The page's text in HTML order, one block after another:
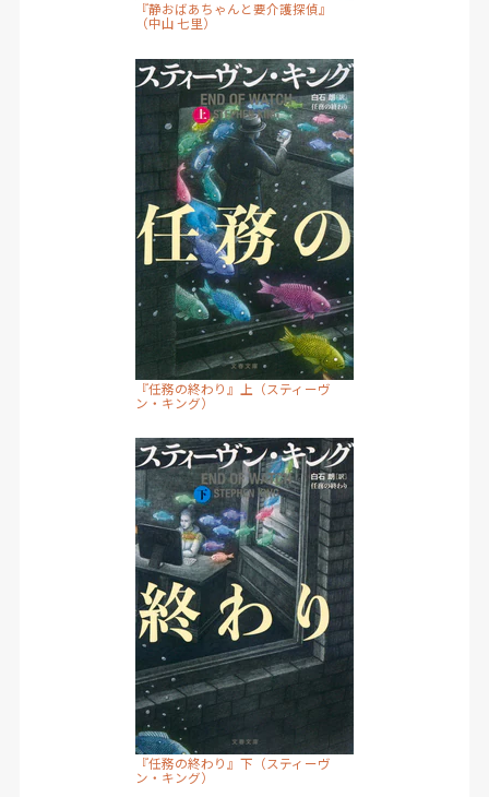
『静おばあちゃんと要介護探偵』
（中山 七里）
『任務の終わり』上（スティーヴ
ン・キング）
『任務の終わり』下（スティーヴ
ン・キング）